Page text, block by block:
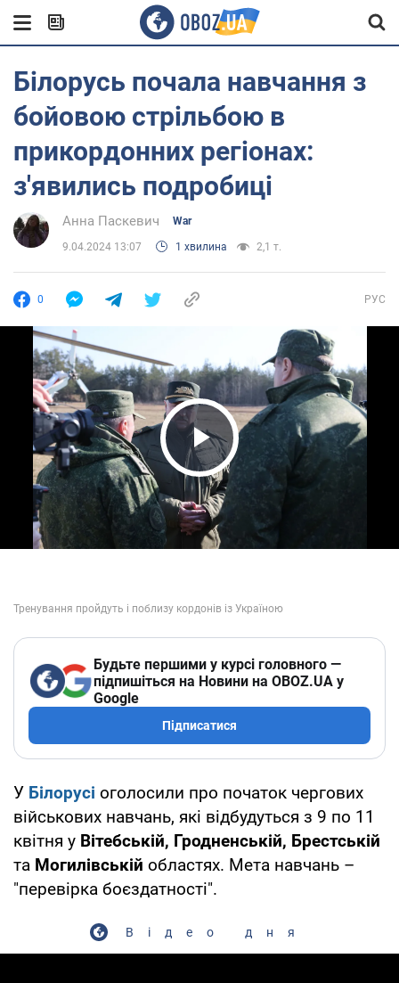
Білорусь почала навчання з
бойовою стрільбою в
прикордонних регіонах:
з'явились подробиці
Анна Паскевич War
9.04.2024 13:07 1 хвилина 2,1 т.
0 РУС
Play Video
Будьте першими у курсі головного —
підпишіться на Новини на OBOZ.UA у
Google
Підписатися
У Білорусі оголосили про початок чергових
військових навчань, які відбудуться з 9 по 11
квітня у Вітебській, Гродненській, Брестській
та Могилівській областях. Мета навчань –
"перевірка боєздатності".
Відео дня